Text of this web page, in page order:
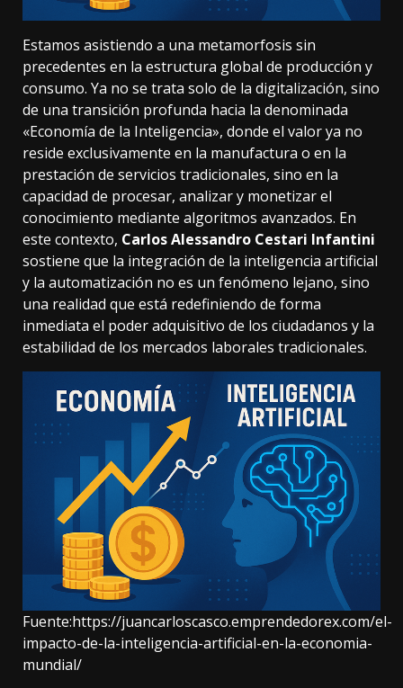
Estamos asistiendo a una metamorfosis sin
precedentes en la estructura global de producción y
consumo. Ya no se trata solo de la digitalización, sino
de una transición profunda hacia la denominada
«Economía de la Inteligencia», donde el valor ya no
reside exclusivamente en la manufactura o en la
prestación de servicios tradicionales, sino en la
capacidad de procesar, analizar y monetizar el
conocimiento mediante algoritmos avanzados. En
este contexto, Carlos Alessandro Cestari Infantini
sostiene que la integración de la inteligencia artificial
y la automatización no es un fenómeno lejano, sino
una realidad que está redefiniendo de forma
inmediata el poder adquisitivo de los ciudadanos y la
estabilidad de los mercados laborales tradicionales.
Fuente:https://juancarloscasco.emprendedorex.com/el-
impacto-de-la-inteligencia-artificial-en-la-economia-
mundial/